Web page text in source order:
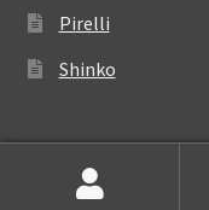
Pirelli
Shinko